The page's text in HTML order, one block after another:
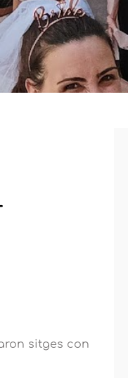
sitges con